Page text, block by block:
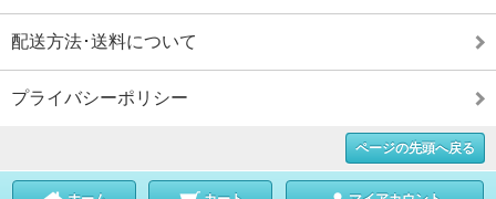
配送方法･送料について
プライバシーポリシー
ページの先頭へ戻る